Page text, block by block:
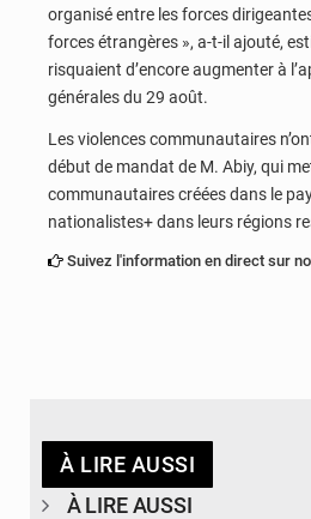
organisé entre les forces
forces étrangères », a-t-il ajouté,
risquaient d’encore augmenter à
générales du 29 août.
Les violences communautaires
début de mandat de M. Abiy, qui
communautaires créées dans le
nationalistes+ dans leurs régions
Suivez l'information en direct sur
À LIRE AUSSI
À LIRE AUSSI